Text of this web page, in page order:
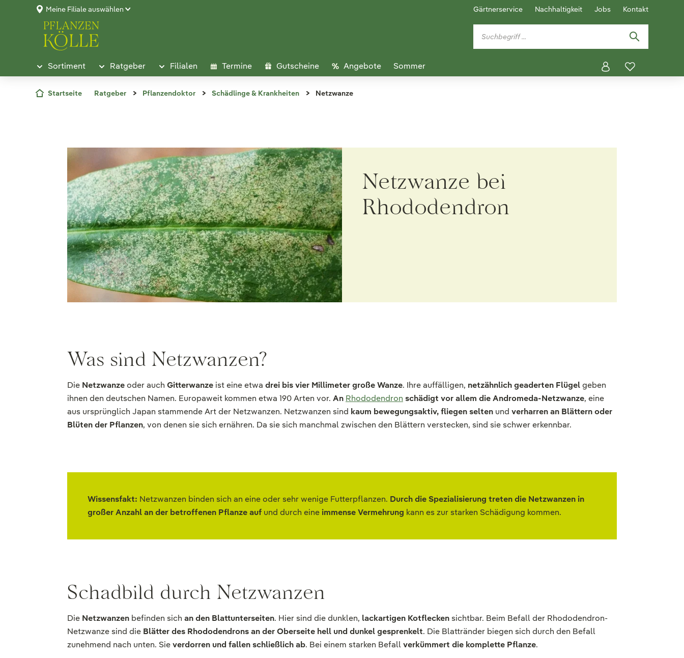
Meine Filiale auswählen Gärtnerservice Nachhaltigkeit Jobs Kontakt
Sortiment Ratgeber Filialen Termine Gutscheine Angebote Sommer
Startseite Ratgeber Pflanzendoktor Schädlinge & Krankheiten Netzwanze
Netzwanze bei
Rhododendron
Was sind Netzwanzen?
Die Netzwanzeoder auch Gitterwanze ist eine etwa drei bis vier Millimeter große Wanze. Ihre auffälligen, netzähnlich geaderten Flügelgeben
ihnen den deutschen Namen. Europaweit kommen etwa 190 Arten vor. An Rhododendron schädigt vor allem die Andromeda-Netzwanze, eine
aus ursprünglich Japan stammende Art der Netzwanzen. Netzwanzen sind kaum bewegungsaktiv, fliegen selten und verharren an Blättern oder
Blüten der Pflanzen, von denen sie sich ernähren. Da sie sich manchmal zwischen den Blättern verstecken, sind sie schwer erkennbar.
Wissensfakt: Netzwanzen binden sich an eine oder sehr wenige Futterpflanzen. Durch die Spezialisierung treten die Netzwanzen in
großer Anzahl an der betroffenen Pflanze auf und durch eine immense Vermehrung kann es zur starken Schädigung kommen.
Schadbild durch Netzwanzen
Die Netzwanzen befinden sich an den Blattunterseiten. Hier sind die dunklen, lackartigen Kotfleckensichtbar. Beim Befall der Rhododendron-
Netzwanze sind die Blätter des Rhododendrons an der Oberseite hell und dunkel gesprenkelt. Die Blattränder biegen sich durch den Befall
zunehmend nach unten. Sieverdorren und fallen schließlich ab. Bei einem starken Befallverkümmert die komplette Pflanze.